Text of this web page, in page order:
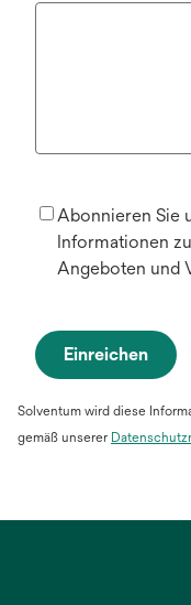
Abonnieren Sie
Informationen
Angeboten und
Einreichen
Solventum wird diese
gemäß unserer